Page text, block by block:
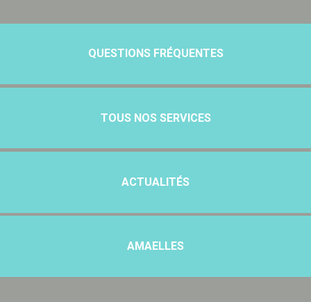
QUESTIONS FRÉQUENTES
TOUS NOS SERVICES
ACTUALITÉS
AMAELLES